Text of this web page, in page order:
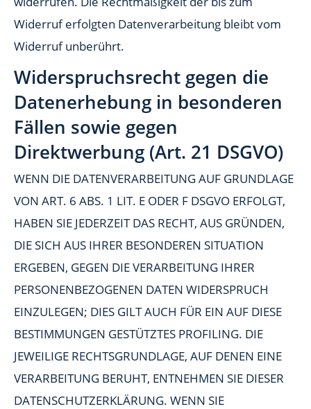
Widerruf erfolgten Datenverarbeitung bleibt vom
Widerruf unberührt.
Widerspruchsrecht gegen die
Datenerhebung in besonderen
Fällen sowie gegen
Direktwerbung (Art. 21 DSGVO)
WENN DIE DATENVERARBEITUNG AUF GRUNDLAGE
VON ART. 6 ABS. 1 LIT. E ODER F DSGVO ERFOLGT,
HABEN SIE JEDERZEIT DAS RECHT, AUS GRÜNDEN,
DIE SICH AUS IHRER BESONDEREN SITUATION
ERGEBEN, GEGEN DIE VERARBEITUNG IHRER
PERSONENBEZOGENEN DATEN WIDERSPRUCH
EINZULEGEN; DIES GILT AUCH FÜR EIN AUF DIESE
BESTIMMUNGEN GESTÜTZTES PROFILING. DIE
JEWEILIGE RECHTSGRUNDLAGE, AUF DENEN EINE
VERARBEITUNG BERUHT, ENTNEHMEN SIE DIESER
DATENSCHUTZERKLÄRUNG. WENN SIE